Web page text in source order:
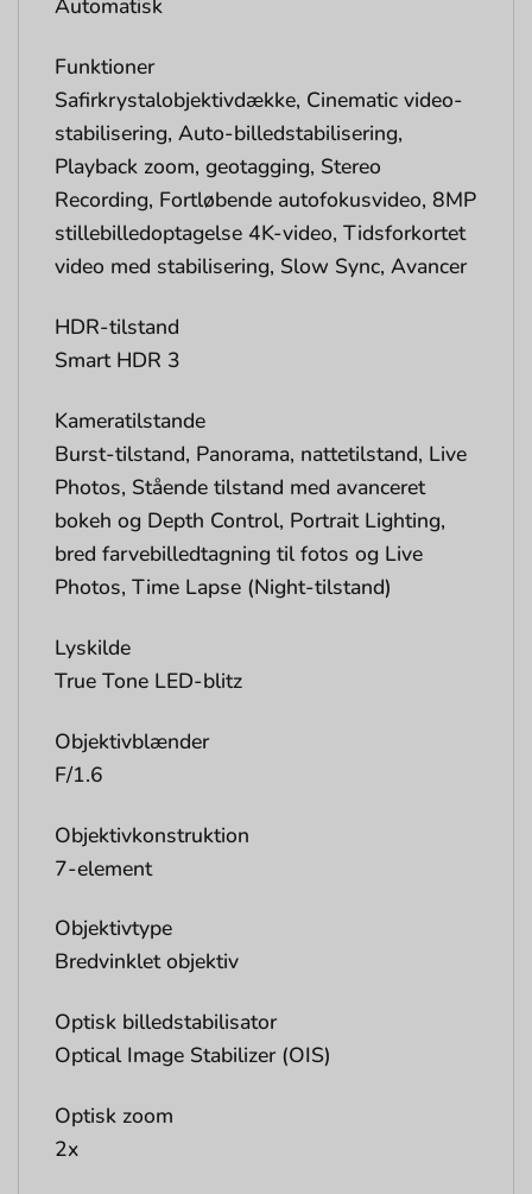
Automatisk
Funktioner
Safirkrystalobjektivdække, Cinematic video-
stabilisering, Auto-billedstabilisering,
Playback zoom, geotagging, Stereo
Recording, Fortløbende autofokusvideo, 8MP
stillebilledoptagelse 4K-video, Tidsforkortet
video med stabilisering, Slow Sync, Avancer
HDR-tilstand
Smart HDR 3
Kameratilstande
Burst-tilstand, Panorama, nattetilstand, Live
Photos, Stående tilstand med avanceret
bokeh og Depth Control, Portrait Lighting,
bred farvebilledtagning til fotos og Live
Photos, Time Lapse (Night-tilstand)
Lyskilde
True Tone LED-blitz
Objektivblænder
F/1.6
Objektivkonstruktion
7-element
Objektivtype
Bredvinklet objektiv
Optisk billedstabilisator
Optical Image Stabilizer (OIS)
Optisk zoom
2x